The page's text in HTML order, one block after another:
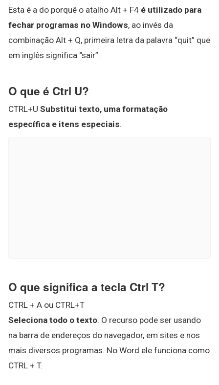
Esta é a do porquê o atalho Alt + F4 é utilizado para
fechar programas no Windows, ao invés da
combinação Alt + Q, primeira letra da palavra “quit” que
em inglês significa “sair”.
O que é Ctrl U?
CTRL+U Substitui texto, uma formatação
específica e itens especiais.
O que significa a tecla Ctrl T?
CTRL + A ou CTRL+T
Seleciona todo o texto. O recurso pode ser usando
na barra de endereços do navegador, em sites e nos
mais diversos programas. No Word ele funciona como
CTRL + T.